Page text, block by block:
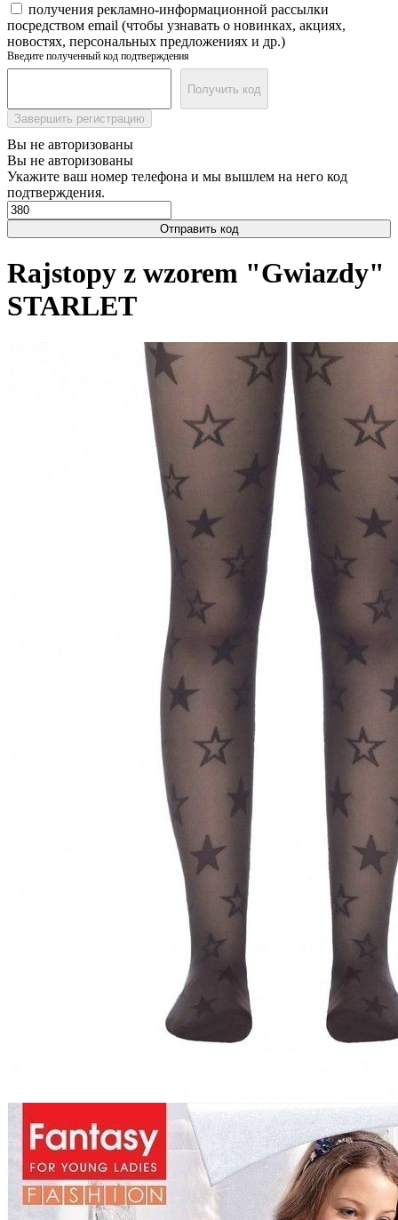
получения рекламно-информационной рассылки
посредством email (чтобы узнавать о новинках, акциях,
новостях, персональных предложениях и др.)
Введите полученный код подтверждения
Получить код
Завершить регистрацию
Вы не авторизованы
Вы не авторизованы
Укажите ваш номер телефона и мы вышлем на него код
подтверждения.
Отправить код
Rajstopy z wzorem "Gwiazdy"
STARLET